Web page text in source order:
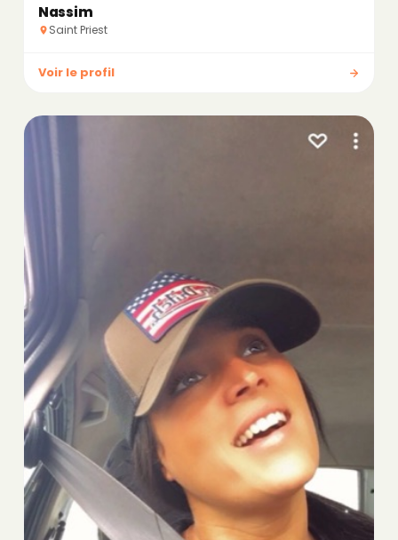
Nassim
Saint Priest
Voir le profil